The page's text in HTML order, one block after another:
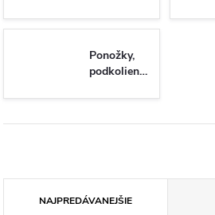
Ponožky,
podkolienky
NAJPREDÁVANEJŠIE